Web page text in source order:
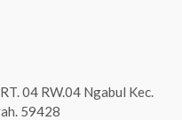
04 RW.04 Ngabul Kec.
59428